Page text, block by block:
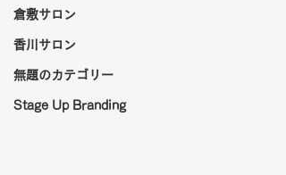
倉敷サロン
香川サロン
無題のカテゴリー
Stage Up Branding